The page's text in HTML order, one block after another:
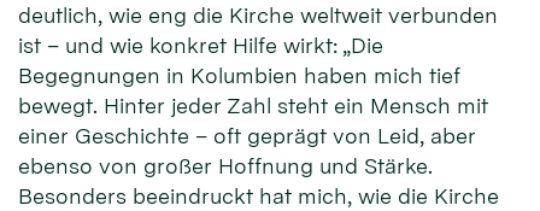
deutlich, wie eng die Kirche weltweit verbunden
ist – und wie konkret Hilfe wirkt: „Die
Begegnungen in Kolumbien haben mich tief
bewegt. Hinter jeder Zahl steht ein Mensch mit
einer Geschichte – oft geprägt von Leid, aber
ebenso von großer Hoffnung und Stärke.
Besonders beeindruckt hat mich, wie die Kirche